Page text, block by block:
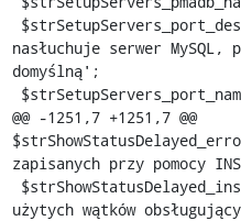
nasłuchuje serwer
domyślną';
@@ -1251,7 +1251,7 @@
zapisanych przy pomocy INS
użytych wątków